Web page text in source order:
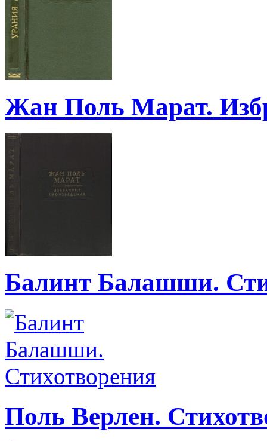
Жан Поль Марат.
Балинт Балашши.
Поль Верлен.